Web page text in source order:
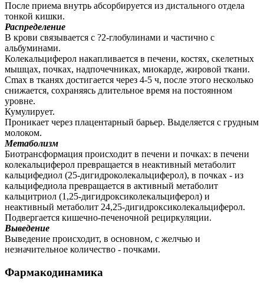
После приема внутрь абсорбируется из дистального отдела
тонкой кишки.
Распределение
В крови связывается с ?2-глобулинами и частично с
альбуминами.
Колекальциферол накапливается в печени, костях, скелетных
мышцах, почках, надпочечниках, миокарде, жировой ткани.
Cmax в тканях достигается через 4-5 ч, после этого несколько
снижается, сохраняясь длительное время на постоянном
уровне.
Кумулирует.
Проникает через плацентарный барьер. Выделяется с грудным
молоком.
Метаболизм
Биотрансформация происходит в печени и почках: в печени
колекальциферол превращается в неактивный метаболит
кальцифедиол (25-дигидроколекальциферол), в почках - из
кальцифедиола превращается в активный метаболит
кальцитриол (1,25-дигидроксиколекальциферол) и
неактивный метаболит 24,25-дигидроксиколекальциферол.
Подвергается кишечно-печеночной рециркуляции.
Выведение
Выведение происходит, в основном, с желчью и
незначительное количество - почками.
Фармакодинамика